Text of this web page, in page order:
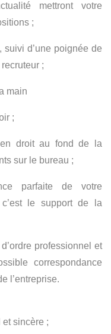
mettront votre
;
d’une poignée de
;
main
;
droit au fond de la
sur le bureau ;
parfaite de votre
le support de la
professionnel et
correspondance
l’entreprise.
sincère ;